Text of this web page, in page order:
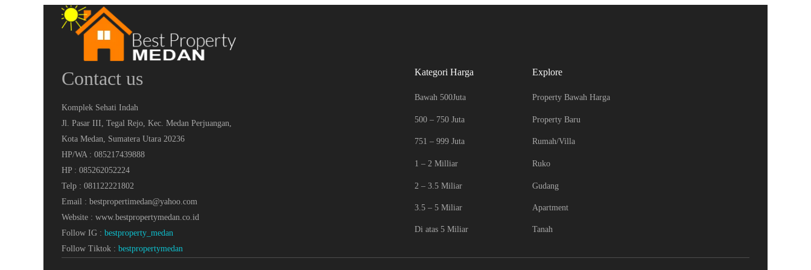
Contact us
Komplek Sehati Indah
Jl. Pasar III, Tegal Rejo, Kec. Medan Perjuangan,
Kota Medan, Sumatera Utara 20236
HP/WA : 085217439888
HP : 085262052224
Telp : 081122221802
Email : bestpropertimedan@yahoo.com
Website : www.bestpropertymedan.co.id
Follow IG : bestproperty_medan
Follow Tiktok : bestpropertymedan
Kategori Harga
Bawah 500Juta
500 – 750 Juta
751 – 999 Juta
1 – 2 Milliar
2 – 3.5 Miliar
3.5 – 5 Miliar
Di atas 5 Miliar
Explore
Property Bawah Harga
Property Baru
Rumah/Villa
Ruko
Gudang
Apartment
Tanah